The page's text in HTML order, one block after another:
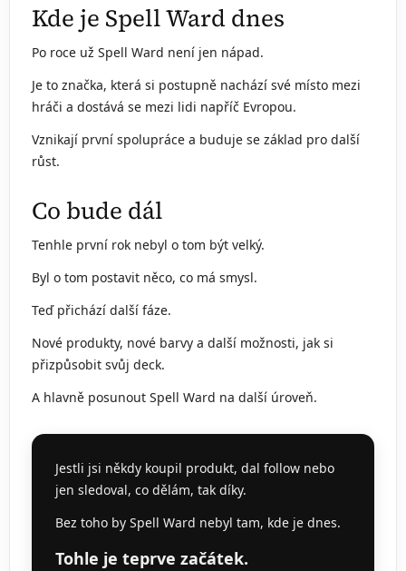
Kde je Spell Ward dnes
Po roce už Spell Ward není jen nápad.
Je to značka, která si postupně nachází své místo mezi
hráči a dostává se mezi lidi napříč Evropou.
Vznikají první spolupráce a buduje se základ pro další
růst.
Co bude dál
Tenhle první rok nebyl o tom být velký.
Byl o tom postavit něco, co má smysl.
Teď přichází další fáze.
Nové produkty, nové barvy a další možnosti, jak si
přizpůsobit svůj deck.
A hlavně posunout Spell Ward na další úroveň.
Jestli jsi někdy koupil produkt, dal follow nebo
jen sledoval, co dělám, tak díky.
Bez toho by Spell Ward nebyl tam, kde je dnes.
Tohle je teprve začátek.